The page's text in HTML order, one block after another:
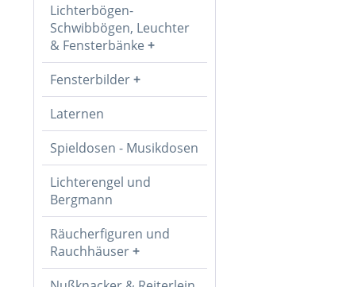
Lichterbögen-
Schwibbögen, Leuchter
& Fensterbänke
Fensterbilder
Laternen
Spieldosen - Musikdosen
Lichterengel und
Bergmann
Räucherfiguren und
Rauchhäuser